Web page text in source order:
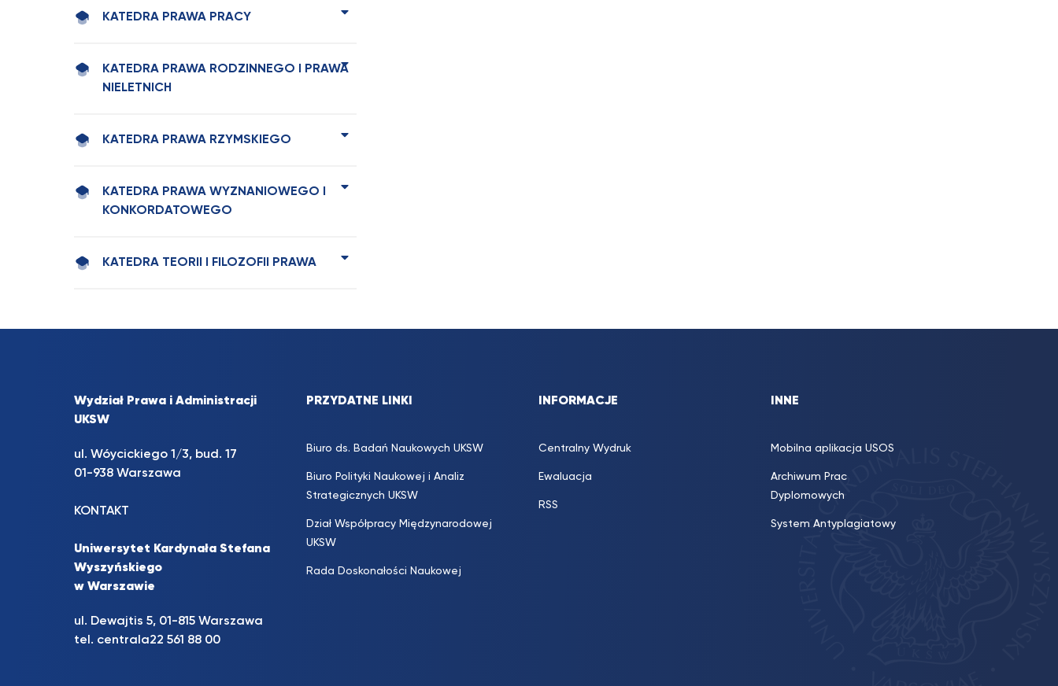
KATEDRA PRAWA PRACY
KATEDRA PRAWA RODZINNEGO I PRAWA
NIELETNICH
KATEDRA PRAWA RZYMSKIEGO
KATEDRA PRAWA WYZNANIOWEGO I
KONKORDATOWEGO
KATEDRA TEORII I FILOZOFII PRAWA
Wydział Prawa i Administracji
UKSW
ul. Wóycickiego 1/3, bud. 17
01-938 Warszawa
KONTAKT
Uniwersytet Kardynała Stefana
Wyszyńskiego
w Warszawie
ul. Dewajtis 5, 01-815 Warszawa
tel. centrala22 561 88 00
PRZYDATNE LINKI
Biuro ds. Badań Naukowych UKSW
Biuro Polityki Naukowej i Analiz
Strategicznych UKSW
Dział Współpracy Międzynarodowej
UKSW
Rada Doskonałości Naukowej
INFORMACJE
Centralny Wydruk
Ewaluacja
RSS
INNE
Mobilna aplikacja USOS
Archiwum Prac
Dyplomowych
System Antyplagiatowy